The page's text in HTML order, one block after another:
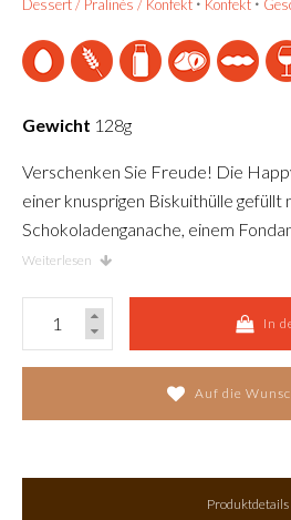
Dessert / Pralinés / Konfekt
Konfekt
Gewicht 128g
Verschenken Sie Freude! Die
einer knusprigen Biskuithülle gefüllt
Schokoladenganache, einem
Aufdruck. Sie sind bis zu drei
bestellen. Wir bedrucken diese mit
oder einer Botschaft. Nehmen Sie
eine individuelle Offerte.
Weiterlesen
In
Auf die
Produktdetails